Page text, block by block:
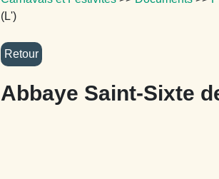
(L')
Abbaye Saint-Sixte